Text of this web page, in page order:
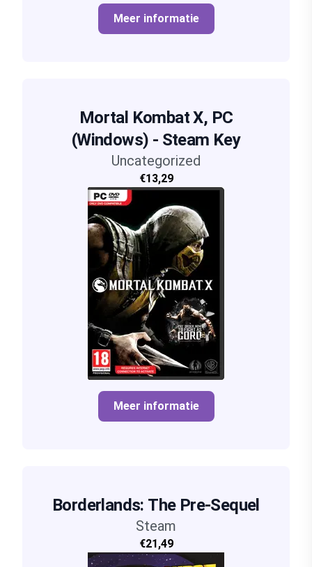
Meer informatie
Mortal Kombat X, PC
(Windows) - Steam Key
Uncategorized
€13,29
Meer informatie
Borderlands: The Pre-Sequel
Steam
€21,49